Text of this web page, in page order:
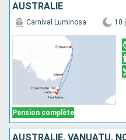
AUSTRALIE
Pension complète
Carnival Luminosa 10 j